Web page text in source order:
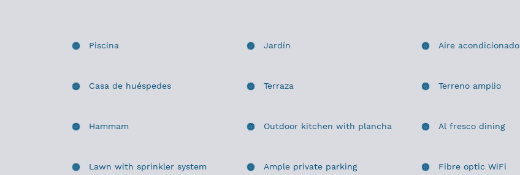
Piscina Jardín Aire acondicionado
Casa de huéspedes Terraza Terreno amplio
Hammam Outdoor kitchen with plancha Al fresco dining
Lawn with sprinkler system Ample private parking Fibre optic WiFi